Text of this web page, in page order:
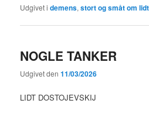
Udgivet i demens,stort og småt om
NOGLE TANKER
Udgivet den11/03/2026
LIDT DOSTOJEVSKIJ